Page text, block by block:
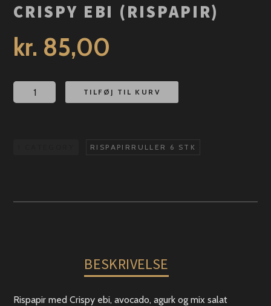
CRISPY EBI (RISPAPIR)
kr. 85,00
Crispy
Ebi
TILFØJ TIL KURV
RISPAPIRRULLER 6 STK
BESKRIVELSE
Rispapir med Crispy ebi, avocado, agurk og mix salat